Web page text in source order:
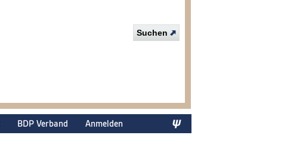
Suchen
BDP Verband Anmelden